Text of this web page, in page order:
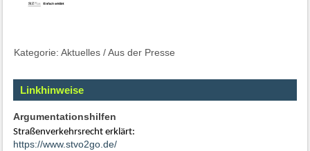
Kategorie:Aktuelles /Aus der Presse
Linkhinweise
Argumentationshilfen
Straßenverkehrsrecht erklärt:
https://www.stvo2go.de/